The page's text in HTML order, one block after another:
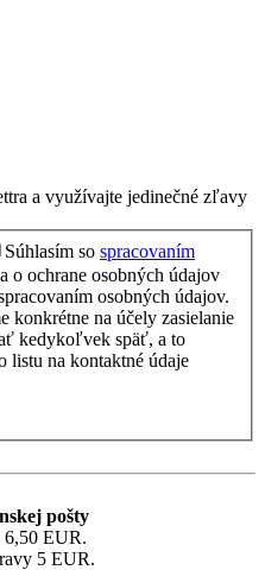
a využívajte jedinečné zľavy
Súhlasím so spracovaním
o ochrane osobných údajov
osobných údajov.
konkrétne na účely zasielanie
kedykoľvek späť, a to
listu na kontaktné údaje
pošty
6,50 EUR.
5 EUR.